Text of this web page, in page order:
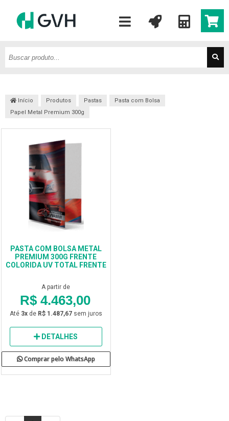
Início Produtos Pastas
Pasta com Bolsa
Papel Metal Premium 300g
PASTA COM BOLSA METAL
PREMIUM 300G FRENTE
COLORIDA UV TOTAL FRENTE
A partir de
R$ 4.463,00
Até 3xde R$ 1.487,67sem juros
DETALHES
Comprar pelo WhatsApp